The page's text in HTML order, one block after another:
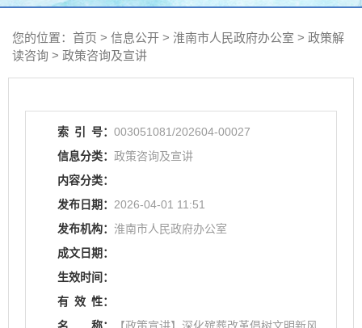
您的位置： 首页 > 信息公开 > 淮南市人民政府办公室 > 政策解
读咨询 > 政策咨询及宣讲
索 引 号： 003051081/202604-00027
信息分类： 政策咨询及宣讲
内容分类：
发布日期： 2026-04-01 11:51
发布机构： 淮南市人民政府办公室
成文日期：
生效时间：
有 效 性：